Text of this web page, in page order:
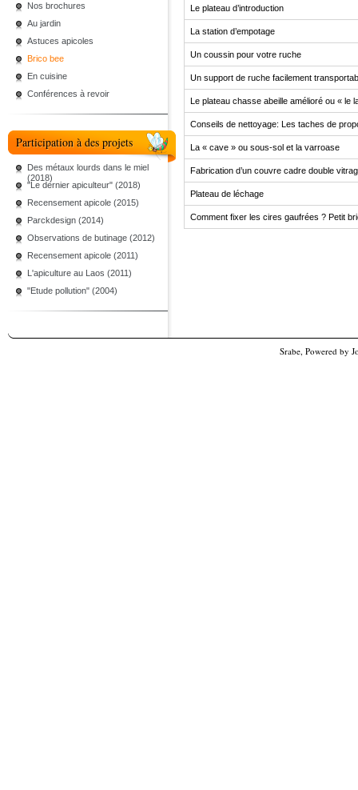
Nos brochures
Au jardin
Astuces apicoles
Brico bee
En cuisine
Conférences à revoir
Participation à des projets
Des métaux lourds dans le miel
(2018)
"Le dernier apiculteur" (2018)
Recensement apicole (2015)
Parckdesign (2014)
Observations de butinage (2012)
Recensement apicole (2011)
L'apiculture au Laos (2011)
"Etude pollution" (2004)
Le plateau d’introduction
La station d’empotage
Un coussin pour votre ruche
Un support de ruche facilement
Le plateau chasse abeille amélioré ou « le
Conseils de nettoyage: Les taches de
La « cave » ou sous-sol et la varroase
Fabrication d’un couvre cadre double
Plateau de léchage
Comment fixer les cires gaufrées ? Petit
Srabe, Powered by